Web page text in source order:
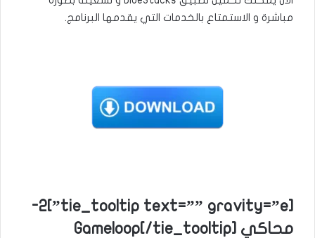
مباشرة و الاستمتاع بالخدمات التي يقدمها البرنامج.
[tie_tooltip text=”” gravity=”e”]2-
محاكي Gameloop[/tie_tooltip]